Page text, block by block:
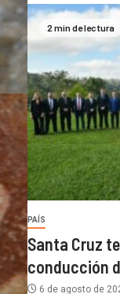
2 min de lectura
PAÍS
Santa Cruz
conducción
6 de agosto de